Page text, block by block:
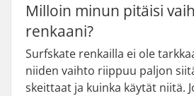
Milloin minun pitäisi
renkaani?
Surfskate renkailla ei ole
niiden vaihto riippuu paljon
skeittaat ja kuinka käytät niitä.